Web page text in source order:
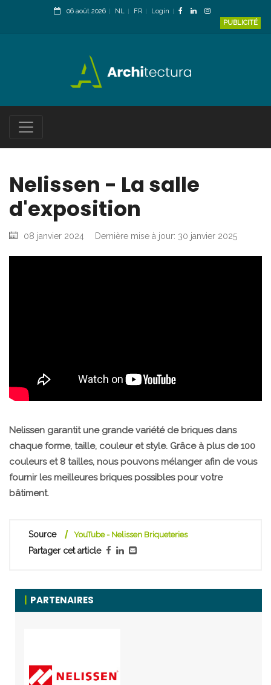
06 août 2026 NL FR
Login
PUBLICITÉ
Nelissen - La salle
d'exposition
08 janvier 2024 Dernière mise à jour: 30 janvier 2025
Nelissen garantit une grande variété de briques dans
chaque forme, taille, couleur et style. Grâce à plus de 100
couleurs et 8 tailles, nous pouvons mélanger afin de vous
fournir les meilleures briques possibles pour votre
bâtiment.
Source YouTube - Nelissen Briqueteries
Partager cet article
PARTENAIRES